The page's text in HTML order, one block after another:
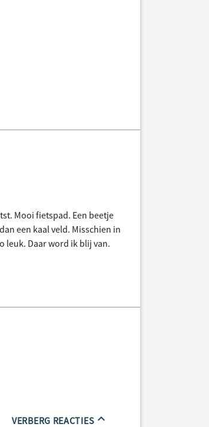
Mooi fietspad. Een beetje
een kaal veld. Misschien in
leuk. Daar word ik blij van.
VERBERG REACTIES